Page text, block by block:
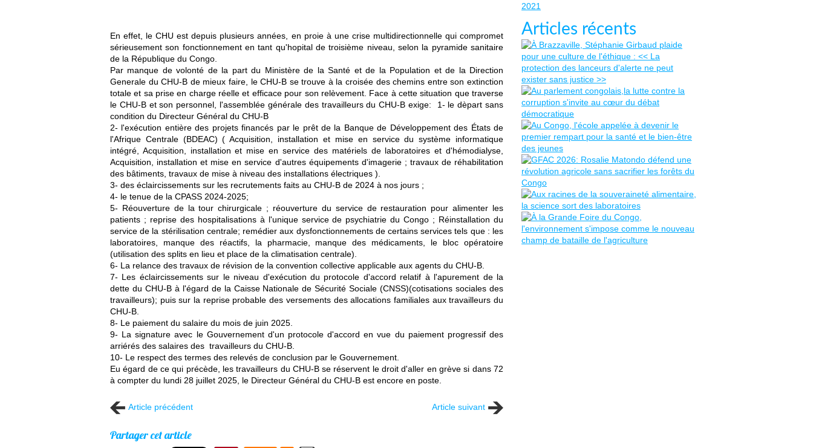
En effet, le CHU est depuis plusieurs années, en proie à une crise multidirectionnelle qui compromet
sérieusement son fonctionnement en tant qu'hopital de troisième niveau, selon la pyramide sanitaire
de la République du Congo.
Par manque de volonté de la part du Ministère de la Santé et de la Population et de la Direction
Generale du CHU-B de mieux faire, le CHU-B se trouve à la croisée des chemins entre son extinction
totale et sa prise en charge réelle et efficace pour son relèvement. Face à cette situation que traverse
le CHU-B et son personnel, l'assemblée générale des travailleurs du CHU-B exige: 1- le dèpart sans
condition du Directeur Général du CHU-B
2- l'exécution entière des projets financés par le prêt de la Banque de Développement des États de
l'Afrique Centrale (BDEAC) ( Acquisition, installation et mise en service du système informatique
intégré, Acquisition, installation et mise en service des matériels de laboratoires et d'hémodialyse,
Acquisition, installation et mise en service d'autres équipements d'imagerie ; travaux de réhabilitation
des bâtiments, travaux de mise à niveau des installations électriques ).
3- des éclaircissements sur les recrutements faits au CHU-B de 2024 à nos jours ;
4- le tenue de la CPASS 2024-2025;
5- Réouverture de la tour chirurgicale ; réouverture du service de restauration pour alimenter les
patients ; reprise des hospitalisations à l'unique service de psychiatrie du Congo ; Réinstallation du
service de la stérilisation centrale; remédier aux dysfonctionnements de certains services tels que : les
laboratoires, manque des réactifs, la pharmacie, manque des médicaments, le bloc opératoire
(utilisation des splits en lieu et place de la climatisation centrale).
6- La relance des travaux de révision de la convention collective applicable aux agents du CHU-B.
7- Les éclaircissements sur le niveau d'exécution du protocole d'accord relatif à l'apurement de la
dette du CHU-B à l'égard de la Caisse Nationale de Sécurité Sociale (CNSS)(cotisations sociales des
travailleurs); puis sur la reprise probable des versements des allocations familiales aux travailleurs du
CHU-B.
8- Le paiement du salaire du mois de juin 2025.
9- La signature avec le Gouvernement d'un protocole d'accord en vue du paiement progressif des
arriérés des salaires des travailleurs du CHU-B.
10- Le respect des termes des relevés de conclusion par le Gouvernement.
Eu égard de ce qui précède, les travailleurs du CHU-B se réservent le droit d'aller en grève si dans 72
à compter du lundi 28 juillet 2025, le Directeur Général du CHU-B est encore en poste.
Article précédent Article suivant
Partager cet article
2021
Articles récents